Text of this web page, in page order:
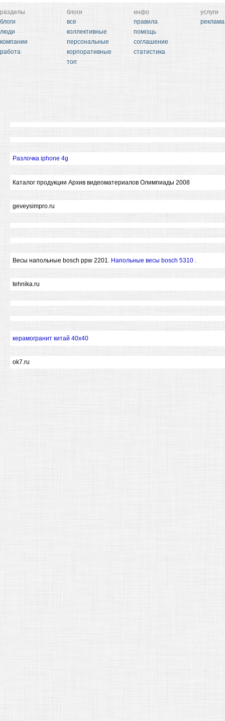
разделы
блоги
люди
компании
работа
блоги
все
коллективные
персональные
корпоративные
топ
инфо
правила
помощь
соглашение
статистика
услуги
реклама
Разлочка iphone 4g
Каталог продукции Архив видеоматериалов Олимпиады 2008
geveysimpro.ru
Весы напольные bosch ppw 2201. Напольные весы bosch 5310 .
tehnika.ru
керамогранит китай 40х40
ok7.ru